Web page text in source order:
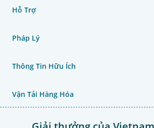
Hỗ Trợ
Pháp Lý
Thông Tin Hữu Ích
Vận Tải Hàng Hóa